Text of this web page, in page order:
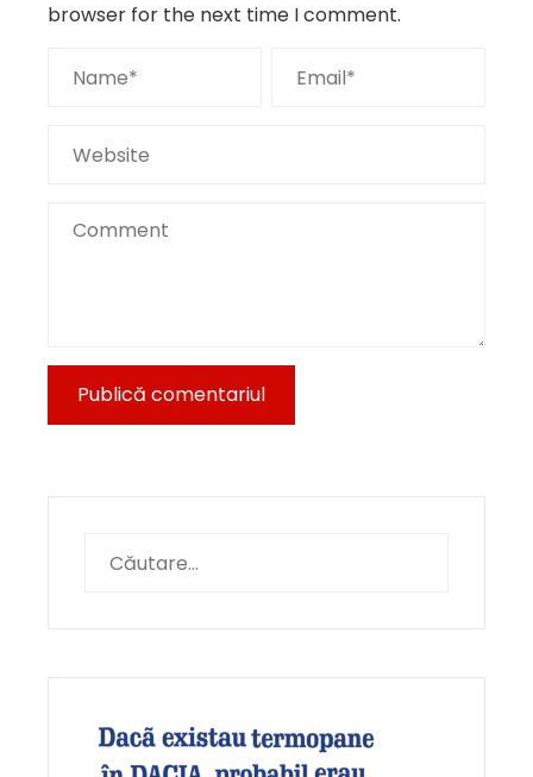
browser for the next time I comment.
după: